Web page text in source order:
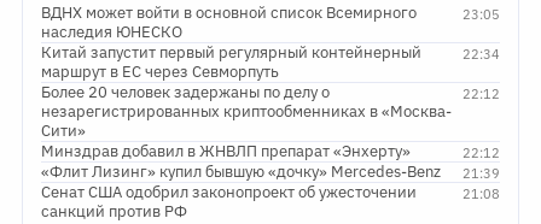
23:05
ВДНХ может войти в основной список Всемирного
наследия ЮНЕСКО
22:34
Китай запустит первый регулярный контейнерный
маршрут в ЕС через Севморпуть
22:12
Более 20 человек задержаны по делу о
незарегистрированных криптообменниках в «Москва-
Сити»
22:12
Минздрав добавил в ЖНВЛП препарат «Энхерту»
21:39
«Флит Лизинг» купил бывшую «дочку» Mercedes-Benz
21:08
Сенат США одобрил законопроект об ужесточении
санкций против РФ